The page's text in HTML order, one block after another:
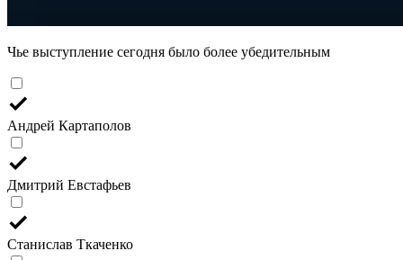
Чье выступление сегодня было более убедительным
Андрей Картаполов
Дмитрий Евстафьев
Станислав Ткаченко